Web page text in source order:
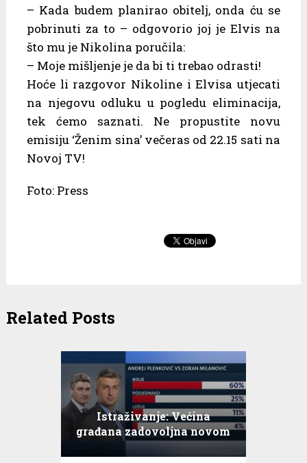
– Kada budem planirao obitelj, onda ću se
pobrinuti za to – odgovorio joj je Elvis na
što mu je Nikolina poručila:
– Moje mišljenje je da bi ti trebao odrasti!
Hoće li razgovor Nikoline i Elvisa utjecati
na njegovu odluku u pogledu eliminacija,
tek ćemo saznati. Ne propustite novu
emisiju ‘Ženim sina’ večeras od 22.15 sati na
Novoj TV!
Foto: Press
Related Posts
Istraživanje: Većina
građana zadovoljna novom
Vladom